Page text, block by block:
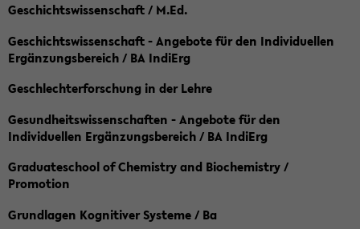
Geschichtswissenschaft / M.Ed.
Geschichtswissenschaft - Angebote für den Individuellen
Ergänzungsbereich / BA IndiErg
Geschlechterforschung in der Lehre
Gesundheitswissenschaften - Angebote für den
Individuellen Ergänzungsbereich / BA IndiErg
Graduateschool of Chemistry and Biochemistry /
Promotion
Grundlagen Kognitiver Systeme / Ba